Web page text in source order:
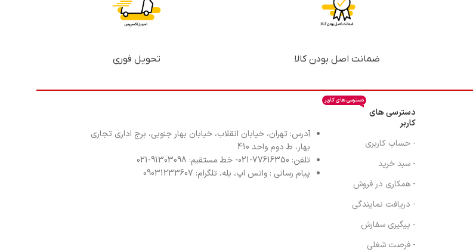
ضمانت اصل بودن کالا تحویل فوری
دسترسی های
کاربر
دسترسی های کاربر
- حساب کاربری
- سبد خرید
- همکاری در فروش
- دریافت نمایندگی
- پیگیری سفارش
- فرصت شغلی
آدرس: تهران، خیابان انقلاب، خیابان بهار جنوبی، برج اداری تجاری
بهار، ط دوم واحد 410
تلفن: 77616350-021- خط مستقیم: 91303098-021
پیام رسانی : واتس اپ، بله، تلگرام: 09031233607